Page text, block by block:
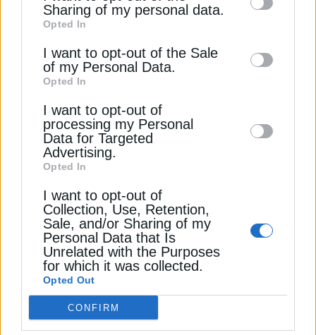
information by third parties on the IAB’s list
of downstream participants. This
information may also be disclosed by us to
third parties on theIAB’s List of
Downstream Participants
disclose it to other third parties.
Sharing of my personal data.
Opted In
I want to opt-out of the Sale
of my Personal Data.
Opted In
I want to opt-out of
processing my Personal
Data for Targeted
Advertising.
Opted In
I want to opt-out of
Collection, Use, Retention,
Sale, and/or Sharing of my
Personal Data that Is
Unrelated with the Purposes
for which it was collected.
Opted Out
CONFIRM
ανθρώπου και οικοσυστήματος να γίνει με
φλαμίνγκο να αποτελέσει ένδειξη περιβαλλοντικής
ανάκαμψης και όχι νέα πηγή πίεσης για τη
λιμνοθάλασσα.
Διαβάστε ακόμη
βιομηχανία βιοκαυσίμων
Η ΕΕ λέει “όχι” στα βιοκαύσιμα σόγιας
Πώς τα αγροτικά υπολείμματα γίνονται βιοκαύσιμα,
το παράδειγμα της Καρδίτσας